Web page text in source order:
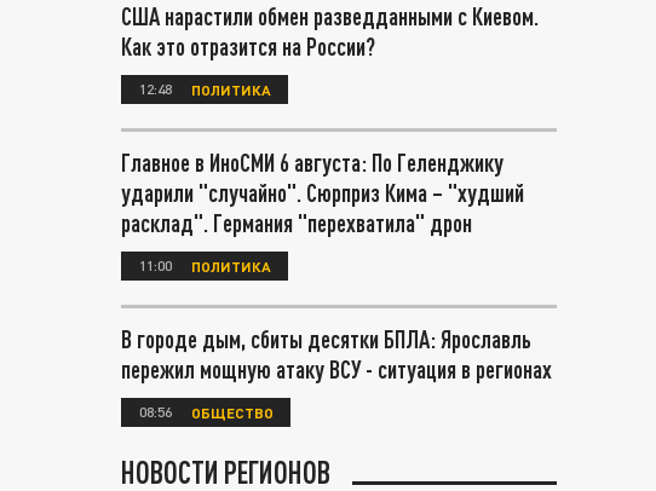
США нарастили обмен разведданными с Киевом.
Как это отразится на России?
12:48 ПОЛИТИКА
Главное в ИноСМИ 6 августа: По Геленджику
ударили "случайно". Сюрприз Кима – "худший
расклад". Германия "перехватила" дрон
11:00 ПОЛИТИКА
В городе дым, сбиты десятки БПЛА: Ярославль
пережил мощную атаку ВСУ - ситуация в регионах
08:56 ОБЩЕСТВО
НОВОСТИ РЕГИОНОВ